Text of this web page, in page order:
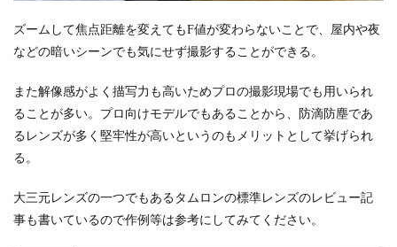
ズームして焦点距離を変えてもF値が変わらないことで、屋内や夜
などの暗いシーンでも気にせず撮影することができる。
また解像感がよく描写力も高いためプロの撮影現場でも用いられ
ることが多い。プロ向けモデルでもあることから、防滴防塵であ
るレンズが多く堅牢性が高いというのもメリットとして挙げられ
る。
大三元レンズの一つでもあるタムロンの標準レンズのレビュー記
事も書いているので作例等は参考にしてみてください。